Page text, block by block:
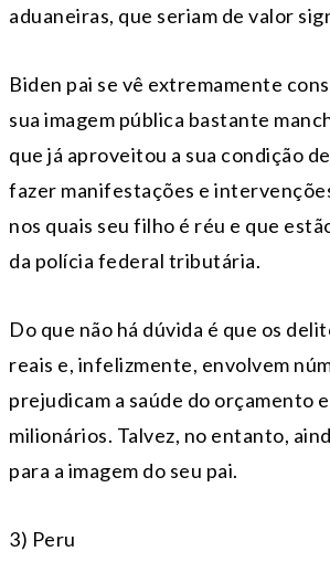
aduaneiras, que seriam de valor
Biden pai se vê extremamente
sua imagem pública bastante
que já aproveitou a sua condição
fazer manifestações e
nos quais seu filho é réu e que
da polícia federal tributária.
Do que não há dúvida é que os
reais e, infelizmente, envolvem
prejudicam a saúde do orçamento
milionários. Talvez, no entanto,
para a imagem do seu pai.
3) Peru